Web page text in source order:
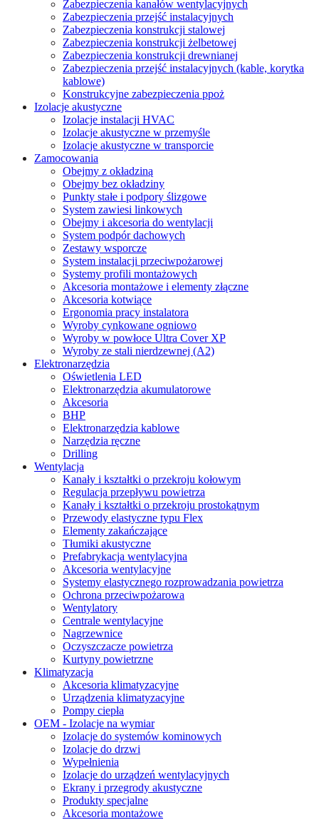
Zabezpieczenia kanałów wentylacyjnych
Zabezpieczenia przejść instalacyjnych
Zabezpieczenia konstrukcji stalowej
Zabezpieczenia konstrukcji żelbetowej
Zabezpieczenia konstrukcji drewnianej
Zabezpieczenia przejść instalacyjnych (kable, korytka
kablowe)
Konstrukcyjne zabezpieczenia ppoż
Izolacje akustyczne
Izolacje instalacji HVAC
Izolacje akustyczne w przemyśle
Izolacje akustyczne w transporcie
Zamocowania
Obejmy z okładziną
Obejmy bez okładziny
Punkty stałe i podpory ślizgowe
System zawiesi linkowych
Obejmy i akcesoria do wentylacji
System podpór dachowych
Zestawy wsporcze
System instalacji przeciwpożarowej
Systemy profili montażowych
Akcesoria montażowe i elementy złączne
Akcesoria kotwiące
Ergonomia pracy instalatora
Wyroby cynkowane ogniowo
Wyroby w powłoce Ultra Cover XP
Wyroby ze stali nierdzewnej (A2)
Elektronarzędzia
Oświetlenia LED
Elektronarzędzia akumulatorowe
Akcesoria
BHP
Elektronarzędzia kablowe
Narzędzia ręczne
Drilling
Wentylacja
Kanały i kształtki o przekroju kołowym
Regulacja przepływu powietrza
Kanały i kształtki o przekroju prostokątnym
Przewody elastyczne typu Flex
Elementy zakańczające
Tłumiki akustyczne
Prefabrykacja wentylacyjna
Akcesoria wentylacyjne
Systemy elastycznego rozprowadzania powietrza
Ochrona przeciwpożarowa
Wentylatory
Centrale wentylacyjne
Nagrzewnice
Oczyszczacze powietrza
Kurtyny powietrzne
Klimatyzacja
Akcesoria klimatyzacyjne
Urządzenia klimatyzacyjne
Pompy ciepła
OEM - Izolacje na wymiar
Izolacje do systemów kominowych
Izolacje do drzwi
Wypełnienia
Izolacje do urządzeń wentylacyjnych
Ekrany i przegrody akustyczne
Produkty specjalne
Akcesoria montażowe